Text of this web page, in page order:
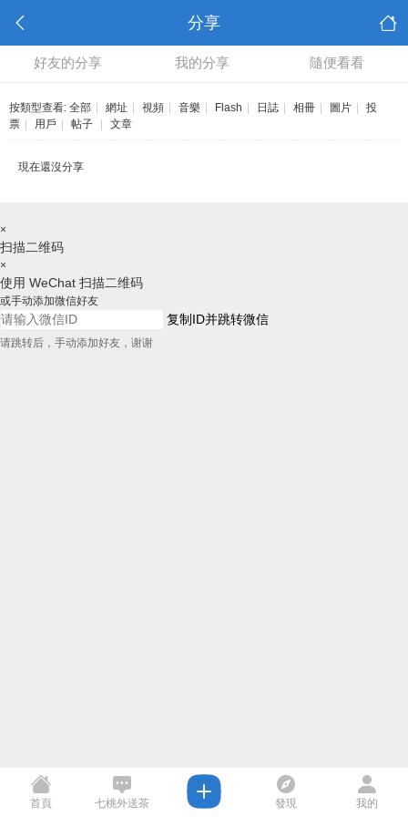
分享
好友的分享 我的分享 隨便看看
按類型查看: 全部 網址 視頻 音樂 Flash 日誌 相冊 圖片
投
票
用戶 帖子 文章
現在還沒分享
×
扫描二维码
×
使用 WeChat 扫描二维码
或手动添加微信好友
复制ID并跳转微信
请跳转后，手动添加好友，谢谢
首頁 七桃外送茶 發現 我的